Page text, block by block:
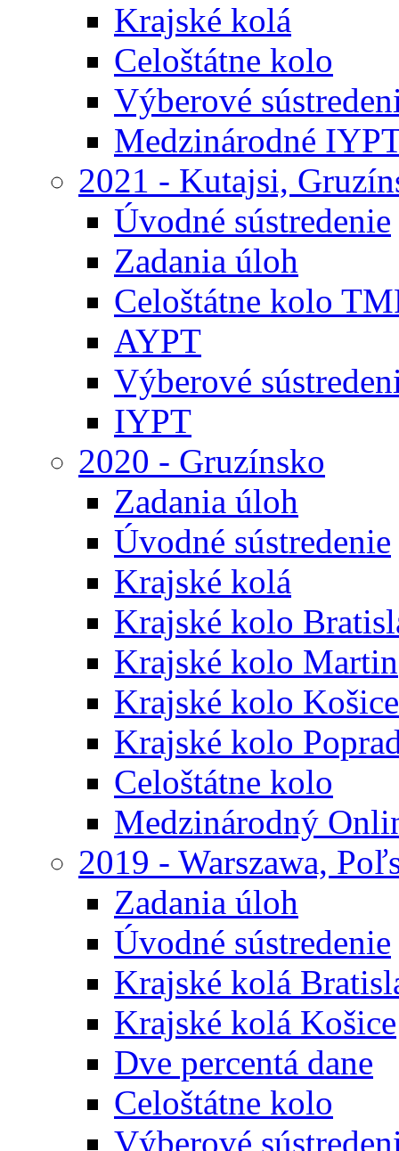
Krajské kolá
Celoštátne kolo
Výberové
Medzinárodné
2021 - Kutajsi,
Úvodné sústredenie
Zadania úloh
Celoštátne kolo
AYPT
Výberové
IYPT
2020 - Gruzínsko
Zadania úloh
Úvodné sústredenie
Krajské kolá
Krajské kolo
Krajské kolo Martin
Krajské kolo Košice
Krajské kolo
Celoštátne kolo
Medzinárodný
2019 - Warszawa,
Zadania úloh
Úvodné sústredenie
Krajské kolá
Krajské kolá Košice
Dve percentá dane
Celoštátne kolo
Výberové